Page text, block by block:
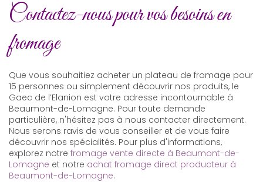
Contactez-nous pour vos besoins en
fromage
Que vous souhaitiez acheter un plateau de fromage pour
15 personnes ou simplement découvrir nos produits, le
Gaec de l’Elanion est votre adresse incontournable à
Beaumont-de-Lomagne. Pour toute demande
particulière, n'hésitez pas à nous contacter directement.
Nous serons ravis de vous conseiller et de vous faire
découvrir nos spécialités. Pour plus d'informations,
explorez notre fromage vente directe à Beaumont-de-
Lomagne et notre achat fromage direct producteur à
Beaumont-de-Lomagne.